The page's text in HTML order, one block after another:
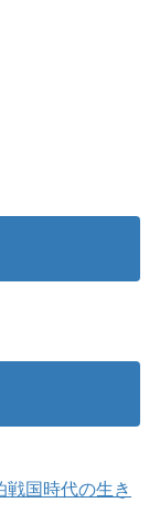
戦国時代の生き